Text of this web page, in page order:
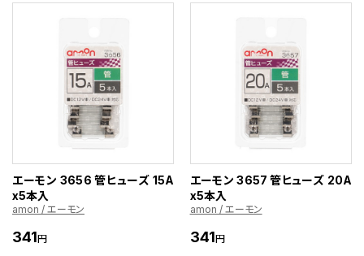
エーモン 3656 管ヒューズ 15A
x5本入
amon / エーモン
341円
エーモン 3657 管ヒューズ 20A
x5本入
amon / エーモン
341円